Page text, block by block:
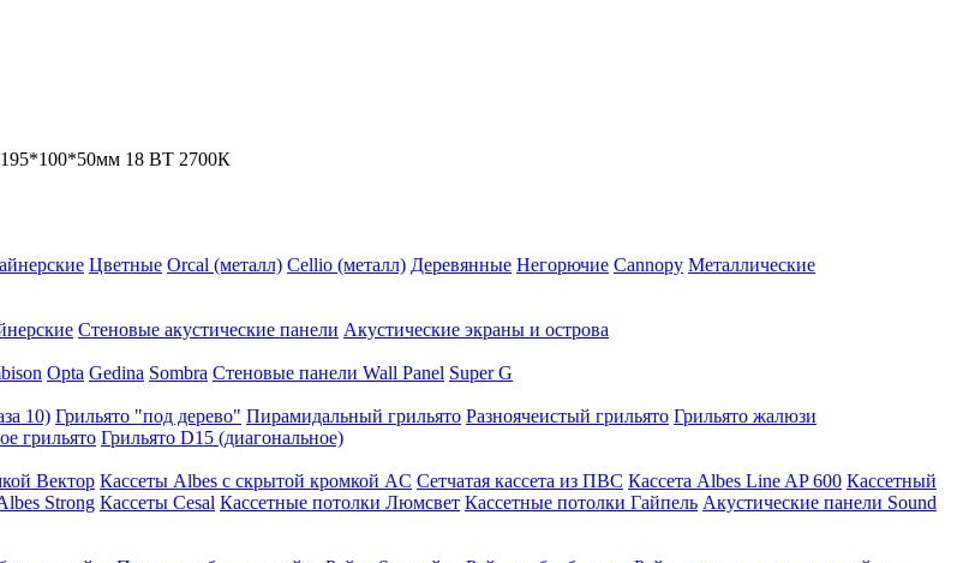
18 ВТ 2700К
Цветные Orcal (металл) Cellio (металл) Деревянные Негорючие Cannopy Металлические
Стеновые акустические панели Акустические экраны и острова
Opta Gedina Sombra Стеновые панели Wall Panel Super G
10) Грильято "под дерево" Пирамидальный грильято Разноячеистый грильято Грильято жалюзи
грильято Грильято D15 (диагональное)
Вектор Кассеты Albes с скрытой кромкой AC Сетчатая кассета из ПВС Кассета Albes Line AP 600 Кассетный
Strong Кассеты Cesal Кассетные потолки Люмсвет Кассетные потолки Гайпель Акустические панели Sound